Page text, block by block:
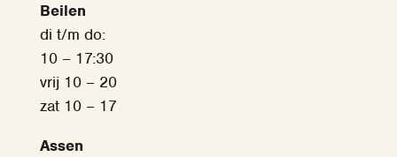
Beilen
di t/m do:
10 – 17:30
vrij 10 – 20
zat 10 – 17
Assen